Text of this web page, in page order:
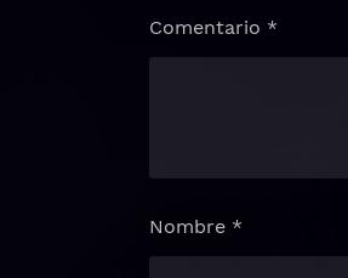
Comentario *
Nombre *